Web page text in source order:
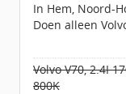
Geregistreerd:10 /
In Hem, Noord-
Doen alleen
Volvo V70, 2.4I
800K